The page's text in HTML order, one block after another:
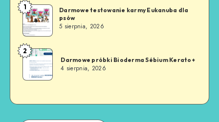
1
Darmowe testowanie karmy Eukanuba dla
psów
5 sierpnia, 2026
2
Darmowe próbki Bioderma Sébium Kerato+
4 sierpnia, 2026